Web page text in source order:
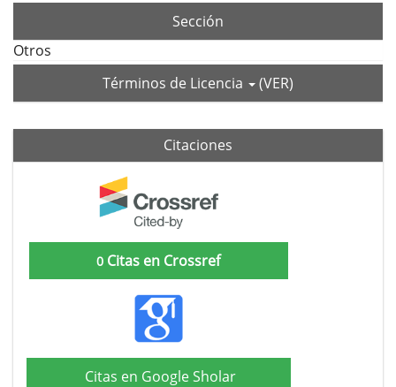
Sección
Otros
Términos de Licencia
(VER)
Citaciones
0 Citas en Crossref
Citas en Google Sholar